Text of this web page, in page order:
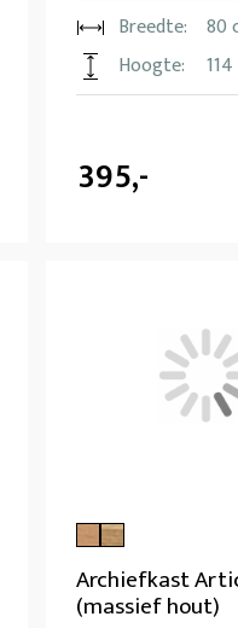
Breedte:
80
Hoogte:
395,-
Archiefkast
(massief hout)